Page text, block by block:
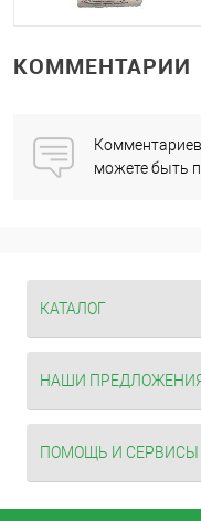
КОММЕНТАРИИ
можете быть
КАТАЛОГ
НАШИ
ПОМОЩЬ И СЕРВИСЫ